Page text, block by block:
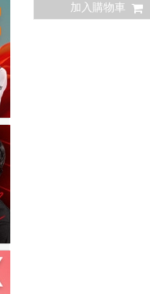
加入購物車